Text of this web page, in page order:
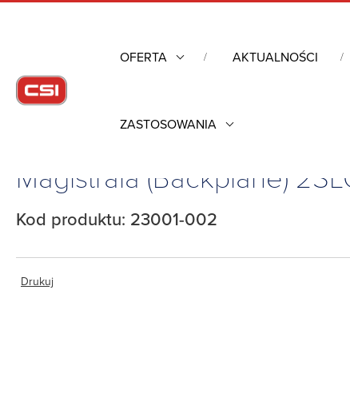
OFERTA AKTUALNOŚCI
ZASTOSOWANIA
Obudowy przemysłowe
Magistrala (Backplane)
Kod produktu: 23001-002
Drukuj